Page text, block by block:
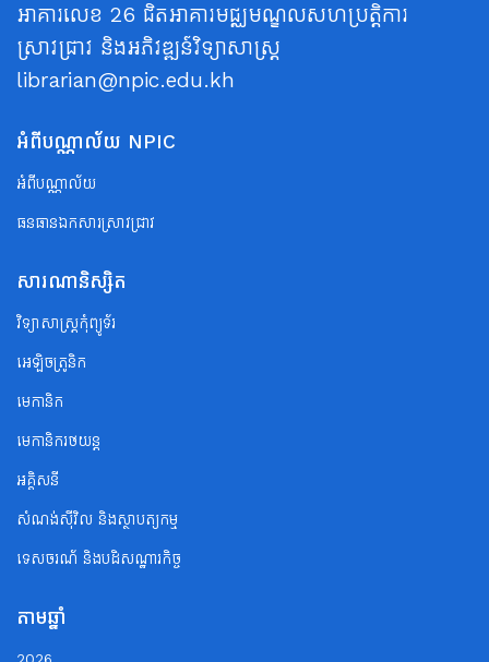
អាគារលេខ 26 ជិតអាគារមជ្ឈមណ្ឌលសហប្រត្តិការ
ស្រាវជ្រាវ និងអភិវឌ្ឍន៍វិទ្យាសាស្ត្រ
librarian@npic.edu.kh
អំពីបណ្ណាល័យ NPIC
អំពីបណ្ណាល័យ
ធនធានឯកសារស្រាវជ្រាវ
សារណានិស្សិត
វិទ្យាសាស្ត្រកុំព្យូទ័រ
អេឡិចត្រូនិក
មេកានិក
មេកានិករថយន្ត
អគ្គិសនី
សំណង់ស៊ីវិល និងស្ថាបត្យកម្ម
ទេសចរណ័ និងបដិសណ្ឋារកិច្ច
តាមឆ្នាំ